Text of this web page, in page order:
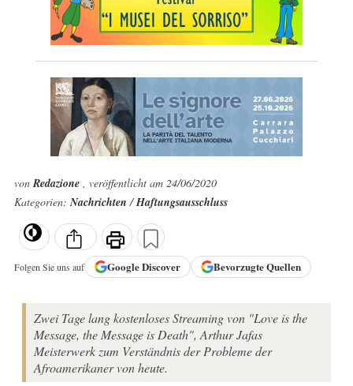
vonRedazione , veröffentlicht am 24/06/2020
Kategorien:Nachrichten/Haftungsausschluss
Folgen Sie uns auf GoogleDiscover Bevorzugte Quellen
Zwei Tage lang kostenloses Streaming von "Love is the
Message, the Message is Death", Arthur Jafas
Meisterwerk zum Verständnis der Probleme der
Afroamerikaner von heute.